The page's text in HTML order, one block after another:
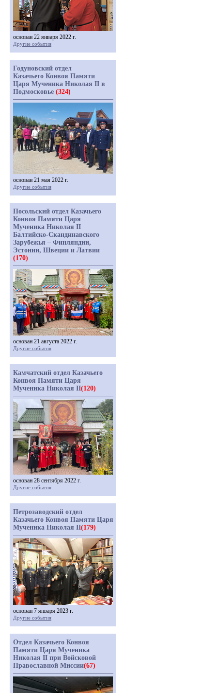
основан 22 января 2022 г.
Другие события
Годуновский отдел
Казачьего Конвоя Памяти
Царя Мученика Николая II в
Подмосковье (324)
основан 21 мая 2022 г.
Другие события
Посольский отдел Казачьего
Конвоя Памяти Царя
Мученика Николая II
Балтийско-Скандинавского
Зарубежья – Финляндии,
Эстонии, Швеции и Латвии
(170)
основан 21 августа 2022 г.
Другие события
Камчатский отдел Казачьего
Конвоя Памяти Царя
Мученика Николая II(120)
основан 28 сентября 2022 г.
Другие события
Петрозаводский отдел
Казачьего Конвоя Памяти Царя
Мученика Николая II(179)
основан 7 января 2023 г.
Другие события
Отдел Казачьего Конвоя
Памяти Царя Мученика
Николая II при Войсковой
Православной Миссии(67)